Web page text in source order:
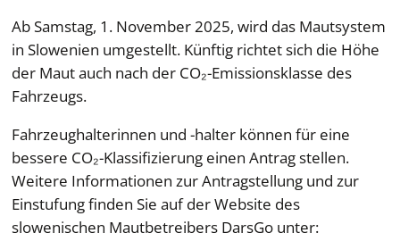
Ab Samstag, 1. November 2025, wird das Mautsystem
in Slowenien umgestellt. Künftig richtet sich die Höhe
der Maut auch nach der CO₂-Emissionsklasse des
Fahrzeugs.
Fahrzeughalterinnen und -halter können für eine
bessere CO₂-Klassifizierung einen Antrag stellen.
Weitere Informationen zur Antragstellung und zur
Einstufung finden Sie auf der Website des
slowenischen Mautbetreibers DarsGo unter: